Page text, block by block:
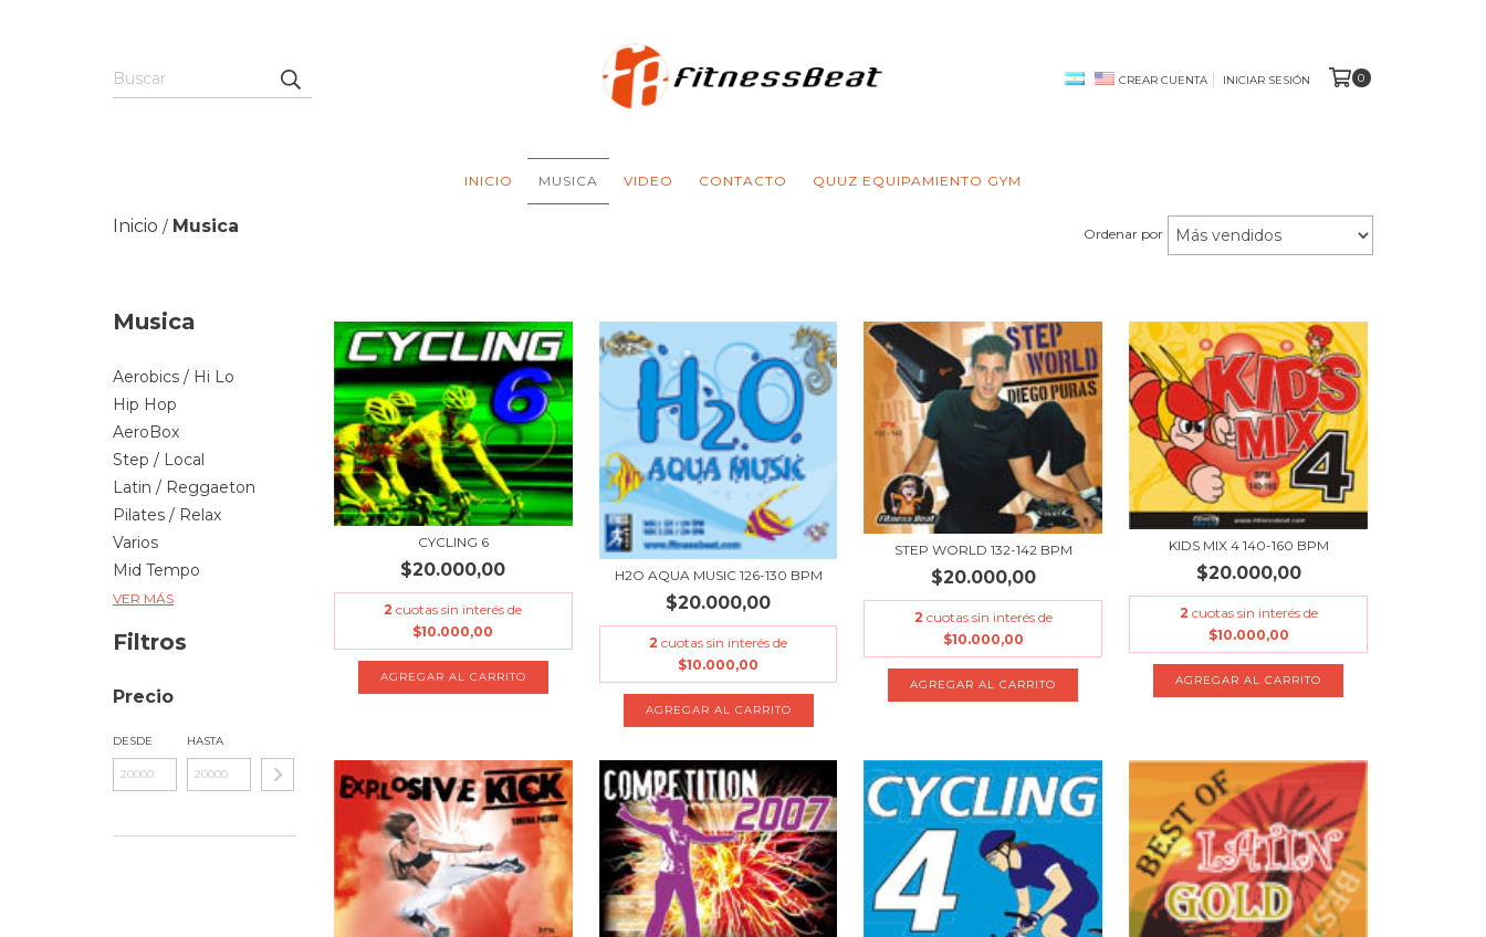
CREAR CUENTA INICIAR SESIÓN 0
INICIO MUSICA VIDEO CONTACTO QUUZ EQUIPAMIENTO GYM
Inicio / Musica Ordenar por
Musica
Aerobics / Hi Lo
Hip Hop
AeroBox
Step / Local
Latin / Reggaeton
Pilates / Relax
Varios
Mid Tempo
VER MÁS
Filtros
Precio
DESDE HASTA
CYCLING 6
$20.000,00
2 cuotas sin interés de
$10.000,00
H2O AQUA MUSIC 126-130 BPM
$20.000,00
2 cuotas sin interés de
$10.000,00
STEP WORLD 132-142 BPM
$20.000,00
2 cuotas sin interés de
$10.000,00
KIDS MIX 4 140-160 BPM
$20.000,00
2 cuotas sin interés de
$10.000,00